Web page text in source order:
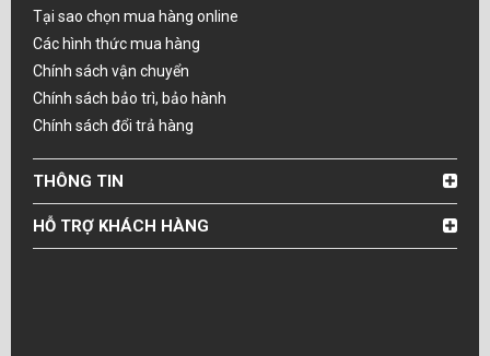
Tại sao chọn mua hàng online
Các hình thức mua hàng
Chính sách vận chuyển
Chính sách bảo trì, bảo hành
Chính sách đổi trả hàng
THÔNG TIN
HỖ TRỢ KHÁCH HÀNG